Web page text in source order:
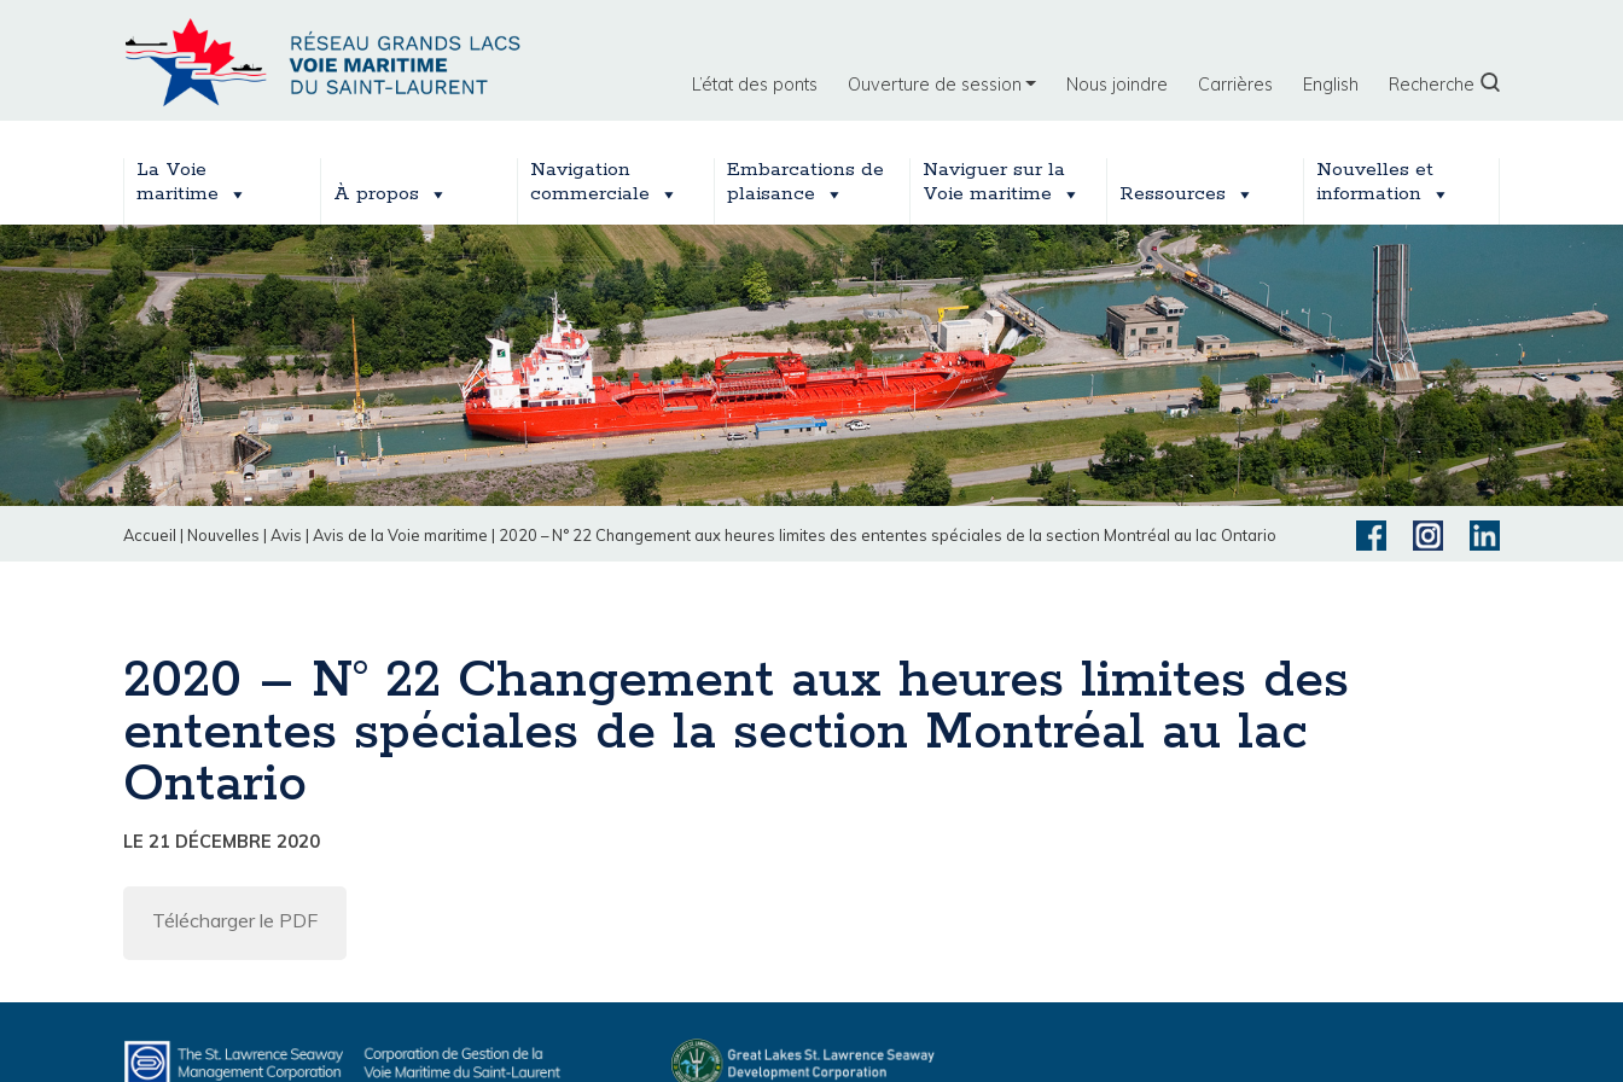
L’état des ponts Ouverture de session Nous joindre Carrières English Recherche
La Voie
maritime
À propos
Navigation
commerciale
Embarcations de
plaisance
Naviguer sur la
Voie maritime
Ressources
Nouvelles et
information
Accueil | Nouvelles | Avis | Avis de la Voie maritime | 2020 – N° 22 Changement aux heures limites des ententes spéciales de la section Montréal au lac Ontario
2020 – N° 22 Changement aux heures limites des
ententes spéciales de la section Montréal au lac
Ontario
LE 21 DÉCEMBRE 2020
Télécharger le PDF